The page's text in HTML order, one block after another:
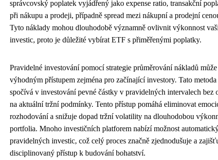
správcovský poplatek vyjádřený jako expense ratio, transakční
při nákupu a prodeji, případně spread mezi nákupní a prodejní
Tyto náklady mohou dlouhodobě významně ovlivnit výkonnost
investic, proto je důležité vybírat ETF s přiměřenými poplatky.
Pravidelné investování pomocí strategie průměrování nákladů
výhodným přístupem zejména pro začínající investory. Tato metoda
spočívá v investování pevné částky v pravidelných intervalech bez
na aktuální tržní podmínky. Tento přístup pomáhá eliminovat
rozhodování a snižuje dopad tržní volatility na dlouhodobou
portfolia. Mnoho investičních platforem nabízí možnost
pravidelných investic, což celý proces značně zjednodušuje a
disciplinovaný přístup k budování bohatství.